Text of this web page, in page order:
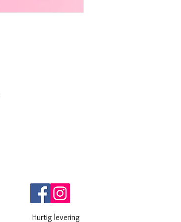
Hurtig levering